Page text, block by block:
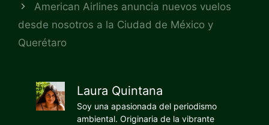
American Airlines anuncia nuevos vuelos
desde nosotros a la Ciudad de México y
Querétaro
Laura Quintana
Soy una apasionada del periodismo
ambiental. Originaria de la vibrante